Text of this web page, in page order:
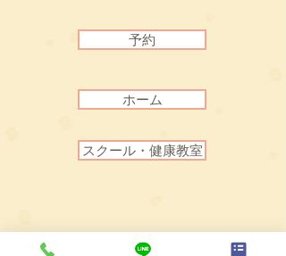
予約
ホーム
スクール・健康教室